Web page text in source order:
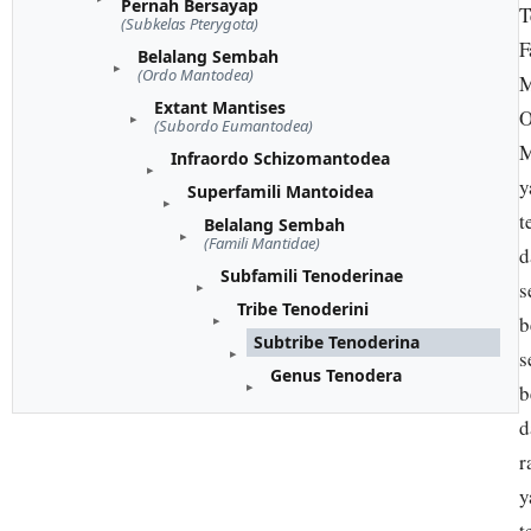
Pernah Bersayap
(Subkelas Pterygota)
Belalang Sembah
(Ordo Mantodea)
Extant Mantises
(Subordo Eumantodea)
Infraordo Schizomantodea
Superfamili Mantoidea
Belalang Sembah
(Famili Mantidae)
Subfamili Tenoderinae
Tribe Tenoderini
Subtribe Tenoderina
Genus Tenodera